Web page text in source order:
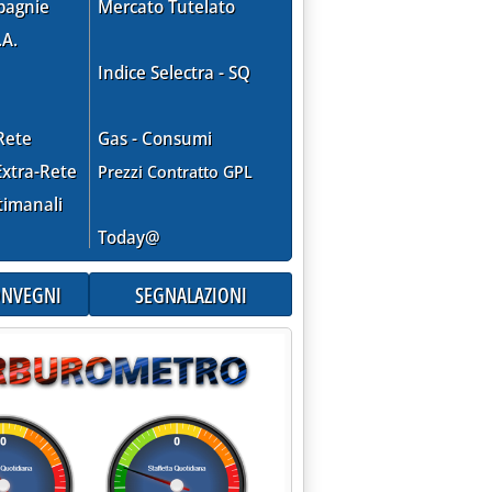
Gse '
Rete
Mercato Tutelato
Indice Selectra - SQ
Gas - Consumi
Prezzi Contratto GPL
Today@
SEGNALAZIONI